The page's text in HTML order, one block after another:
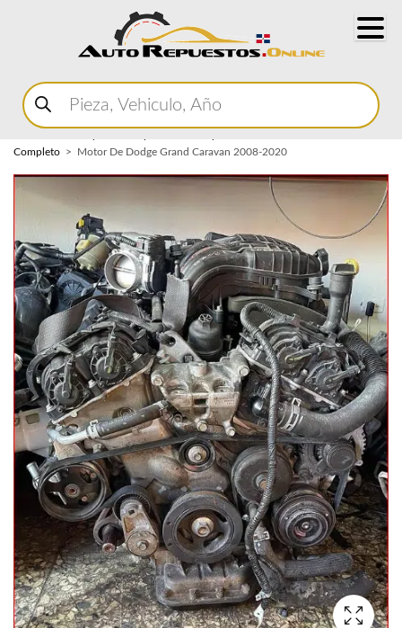
Buscar
productos
Completo
Motor De Dodge Grand Caravan 2008-2020